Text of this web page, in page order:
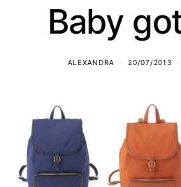
Baby
ALEXANDRA 20/07/2013